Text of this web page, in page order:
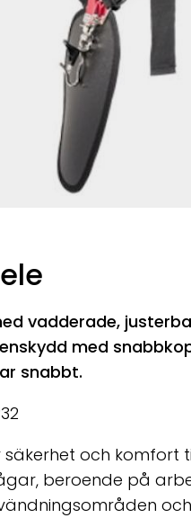
vadderade,
med
snabbt.
säkerhet och komfort
beroende på